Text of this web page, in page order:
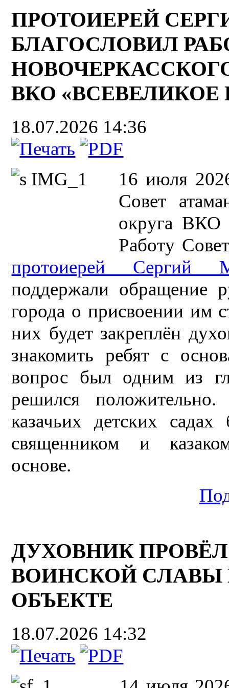
ПРОТОИЕРЕЙ
БЛАГОСЛОВИЛ
ВКО
18.07.2026 14:36
16 июля
Совет
округа ВКО
Работу
протоиерей Сергий
поддержали обращение
города о присвоении им
них будет закреплён
знакомить ребят с
вопрос был одним из
решился
казачьих детских
священником и
основе.
ДУХОВНИК
ВОИНСКОЙ
ОБЪЕКТЕ
18.07.2026 14:32